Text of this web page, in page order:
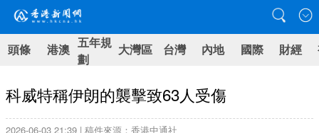
頭條 港澳 五年規
劃
大灣區 台灣 內地 國際 財經
科威特稱伊朗的襲擊致63人受傷
2026-06-03 21:39 | 稿件來源：香港中通社